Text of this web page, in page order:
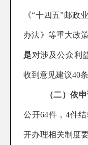
《“十四五”邮政
办法》等重大政
是对涉及公众利
收到意见建议40条
（二）依
公开64件， 4件
开办理相关制度